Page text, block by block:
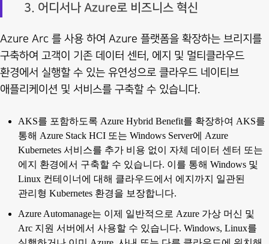
3. 어디서나 Azure로 비즈니스 혁신
Azure Arc 를 사용 하여 Azure 플랫폼을 확장하는 브리지를
구축하여 고객이 기존 데이터 센터, 에지 및 멀티클라우드
환경에서 실행할 수 있는 유연성으로 클라우드 네이티브
애플리케이션 및 서비스를 구축할 수 있습니다.
AKS를 포함하도록 Azure Hybrid Benefit를 확장하여 AKS를
통해 Azure Stack HCI 또는 Windows Server에 Azure
Kubernetes 서비스를 추가 비용 없이 자체 데이터 센터 또는
에지 환경에서 구축할 수 있습니다. 이를 통해 Windows 및
Linux 컨테이너에 대해 클라우드에서 에지까지 일관된
관리형 Kubernetes 환경을 보장합니다.
Azure Automanage는 이제 일반적으로 Azure 가상 머신 및
Arc 지원 서버에서 사용할 수 있습니다. Windows, Linux를